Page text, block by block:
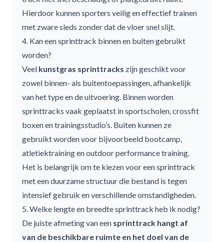
Hierdoor kunnen sporters veilig en effectief trainen
met zware sleds zonder dat de vloer snel slijt.
4. Kan een sprinttrack binnen en buiten gebruikt
worden?
Veel kunstgras sprinttracks zijn geschikt voor
zowel binnen- als buitentoepassingen, afhankelijk
van het type en de uitvoering. Binnen worden
sprinttracks vaak geplaatst in sportscholen, crossfit
boxen en trainingsstudio’s. Buiten kunnen ze
gebruikt worden voor bijvoorbeeld bootcamp,
atletiektraining en outdoor performance training.
Het is belangrijk om te kiezen voor een sprinttrack
met een duurzame structuur die bestand is tegen
intensief gebruik en verschillende omstandigheden.
5. Welke lengte en breedte sprinttrack heb ik nodig?
De juiste afmeting van een sprinttrack hangt af
van de beschikbare ruimte en het doel van de